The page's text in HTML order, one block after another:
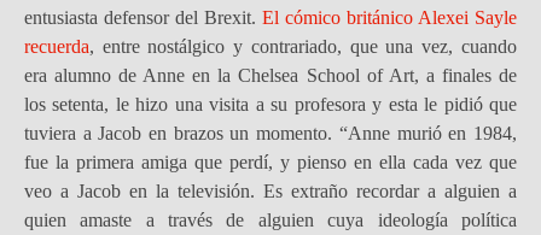
entusiasta defensor del Brexit. El cómico británico Alexei Sayle
recuerda, entre nostálgico y contrariado, que una vez, cuando
era alumno de Anne en la Chelsea School of Art, a finales de
los setenta, le hizo una visita a su profesora y esta le pidió que
tuviera a Jacob en brazos un momento. “Anne murió en 1984,
fue la primera amiga que perdí, y pienso en ella cada vez que
veo a Jacob en la televisión. Es extraño recordar a alguien a
quien amaste a través de alguien cuya ideología política